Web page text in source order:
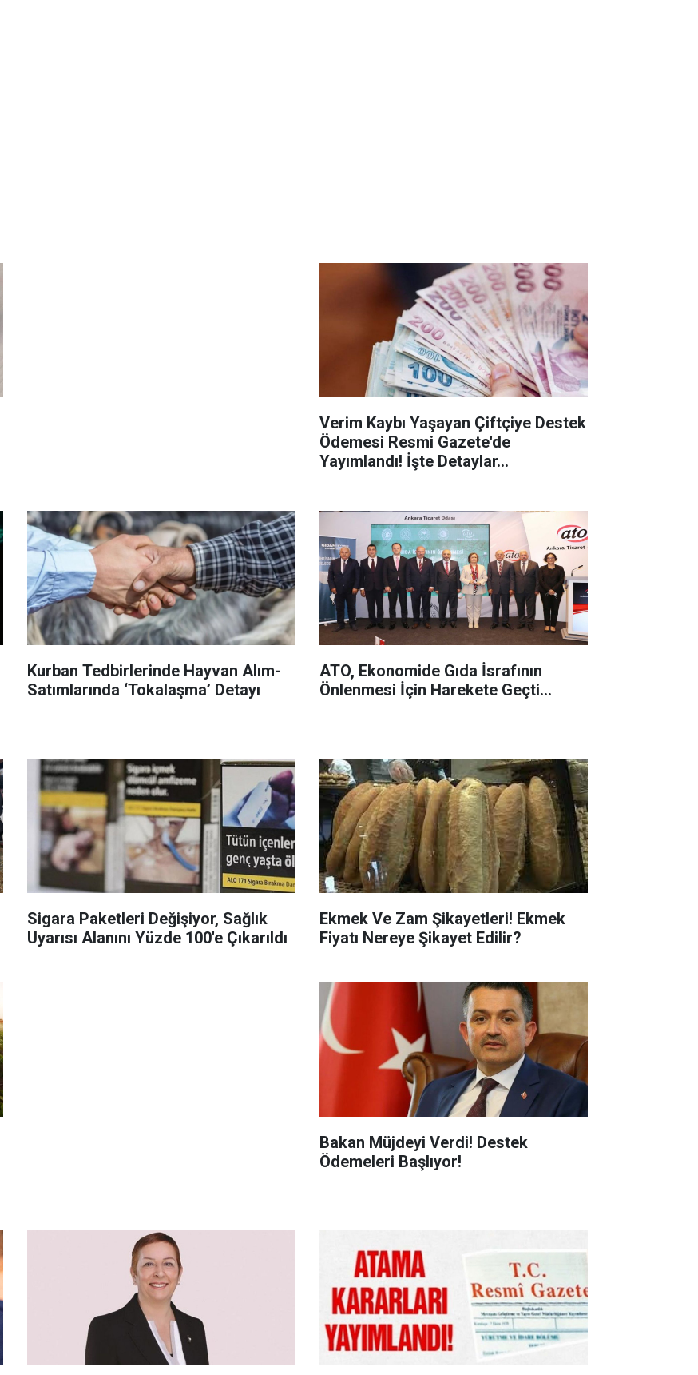
Verim Kaybı Yaşayan Çiftçiye Destek
Ödemesi Resmi Gazete'de
Yayımlandı! İşte Detaylar...
Kurban Tedbirlerinde Hayvan Alım-
Satımlarında ‘Tokalaşma’ Detayı
ATO, Ekonomide Gıda İsrafının
Önlenmesi İçin Harekete Geçti…
Sigara Paketleri Değişiyor, Sağlık
Uyarısı Alanını Yüzde 100'e Çıkarıldı
Ekmek Ve Zam Şikayetleri! Ekmek
Fiyatı Nereye Şikayet Edilir?
Bakan Müjdeyi Verdi! Destek
Ödemeleri Başlıyor!